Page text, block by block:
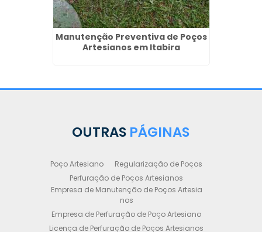
Manutenção Preventiva de Poços
Artesianos em Itabira
OUTRAS PÁGINAS
Poço Artesiano
Regularização de Poços
Perfuração de Poços Artesianos
Empresa de Manutenção de Poços Artesia
nos
Empresa de Perfuração de Poço Artesiano
Licença de Perfuração de Poços Artesianos